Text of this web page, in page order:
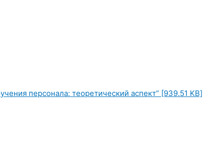
персонала: теоретический аспект” [939.51 KB]